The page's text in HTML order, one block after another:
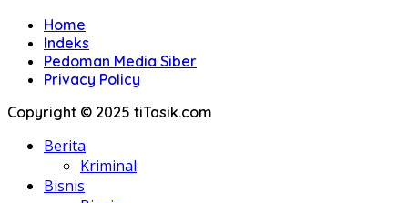
Home
Indeks
Pedoman Media Siber
Privacy Policy
Copyright © 2025 tiTasik.com
Berita
Kriminal
Bisnis